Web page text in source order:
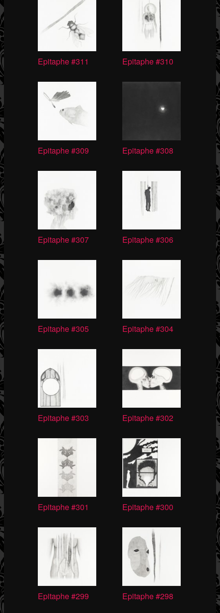
Epitaphe #311 Epitaphe #310
Epitaphe #309 Epitaphe #308
Epitaphe #307 Epitaphe #306
Epitaphe #305 Epitaphe #304
Epitaphe #303 Epitaphe #302
Epitaphe #301 Epitaphe #300
Epitaphe #299 Epitaphe #298